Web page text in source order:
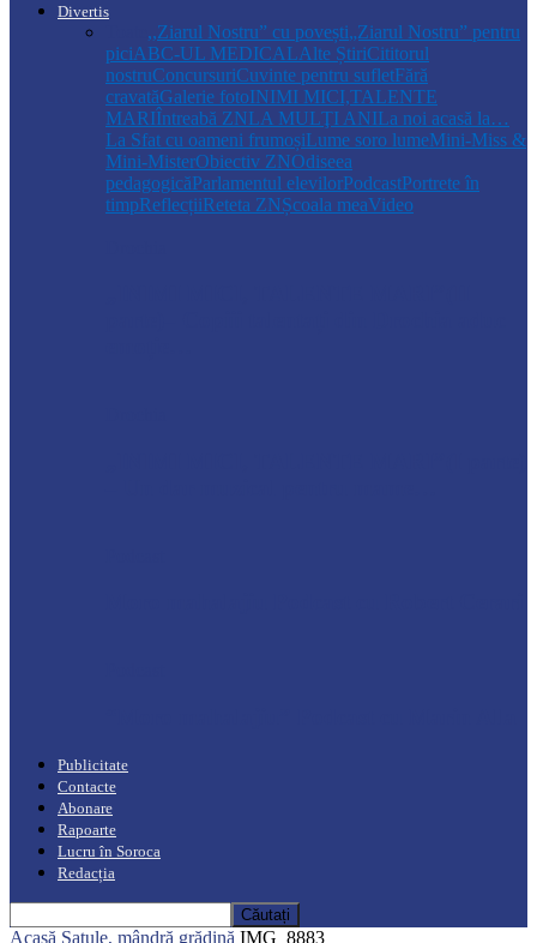
Divertis
,,Ziarul Nostru” cu povești„Ziarul Nostru” pentru
piciABC-UL MEDICALAlte ȘtiriCititorul
nostruConcursuriCuvinte pentru sufletFără
cravatăGalerie fotoINIMI MICI,TALENTE
MARIÎntreabă ZNLA MULŢI ANILa noi acasă la…
La Sfat cu oameni frumoșiLume soro lumeMini-Miss &
Mini-MisterObiectiv ZNOdiseea
pedagogicăParlamentul elevilorPodcastPortrete în
timpReflecțiiReteta ZNȘcoala meaVideo
Publicitate
Contacte
Abonare
Rapoarte
Lucru în Soroca
Redacția
Acasă Satule, mândră grădină IMG_8883